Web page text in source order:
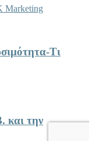
Marketing
Τι
και την